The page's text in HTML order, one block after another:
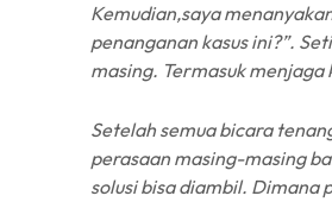
Kemudian,saya
penanganan kasus ini?”.
masing. Termasuk menjaga
Setelah semua bicara
perasaan masing-masing
solusi bisa diambil. Dimana